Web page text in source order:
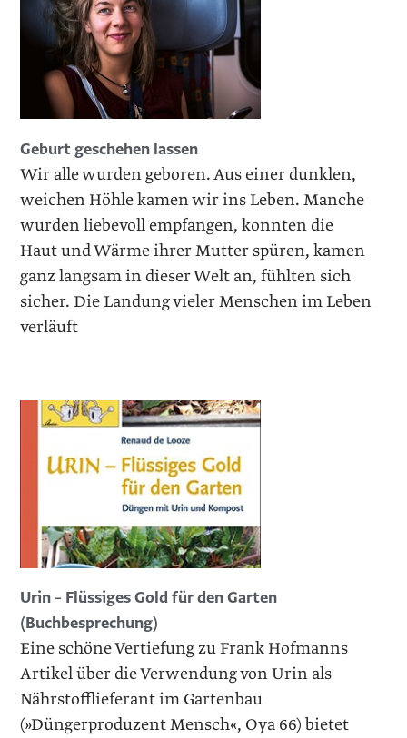
Geburt geschehen lassen
Wir alle wurden geboren. Aus einer dunklen,
weichen Höhle kamen wir ins Leben. Manche
wurden liebevoll empfangen, konnten die
Haut und Wärme ihrer Mutter spüren, kamen
ganz langsam in dieser Welt an, fühlten sich
sicher. Die Landung vieler Menschen im Leben
verläuft
Urin – Flüssiges Gold für den Garten
(Buchbesprechung)
Eine schöne Vertiefung zu Frank Hofmanns
Artikel über die Verwendung von Urin als
Nährstofflieferant im Gartenbau
(»Düngerproduzent Mensch«, Oya 66) bietet